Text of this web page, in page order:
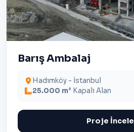
Barış Ambalaj
Hadımköy - İstanbul
25.000 m² Kapalı Alan
Proje İncele